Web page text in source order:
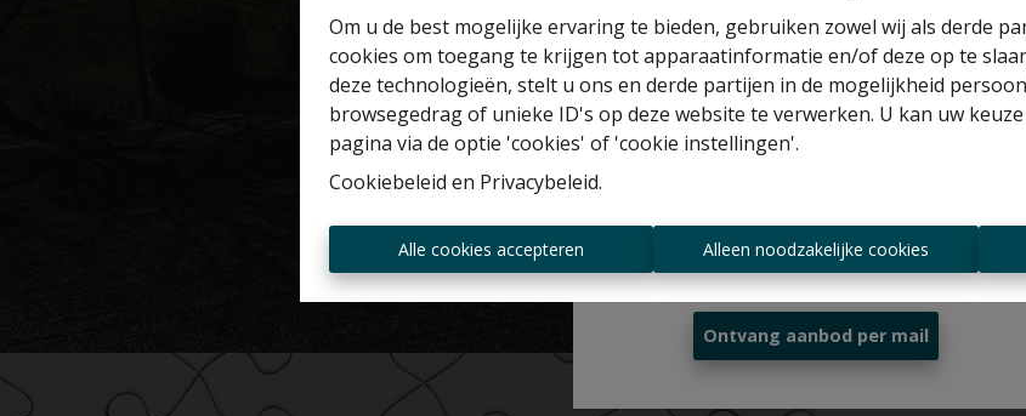
Om u de best mogelijke ervaring te bieden, gebruiken zowel wij als derde
cookies om toegang te krijgen tot apparaatinformatie en/of deze op te
deze technologieën, stelt u ons en derde partijen in de mogelijkheid
browsegedrag of unieke ID's op deze website te verwerken. U kan uw
pagina via de optie 'cookies' of 'cookie instellingen'.
Cookiebeleid en Privacybeleid.
Alle cookies accepteren Alleen noodzakelijke cookies
Benieuwd naar de waarde van je huis?
Altijd als eerste op de hoogte zijn van
nieuwe aanbiedingen?
Ontvang aanbod per mail